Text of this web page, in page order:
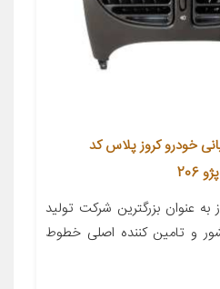
خودرو کروز پلاس کد
عنوان بزرگترین شرکت تولید
و تامین کننده اصلی خطوط